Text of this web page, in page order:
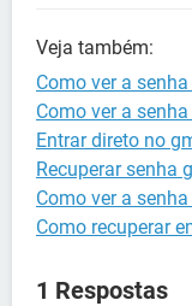
Veja também:
Como ver a
Como ver a
Entrar direto no
Recuperar senha
Como ver a
Como recuperar
1 Respostas